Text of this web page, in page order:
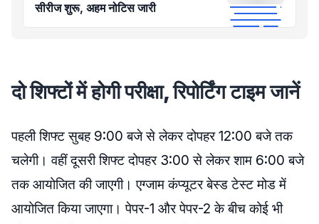
सीरीज शुरू, अहम नोटिस जारी
दो शिफ्टों में होगी परीक्षा, रिपोर्टिंग टाइम जानें
पहली शिफ्ट सुबह 9:00 बजे से लेकर दोपहर 12:00 बजे तक
चलेगी। वहीं दूसरी शिफ्ट दोपहर 3:00 से लेकर शाम 6:00 बजे
तक आयोजित की जाएगी। एग्जाम कंप्यूटर बेस्ड टेस्ट मोड में
आयोजित किया जाएगा। पेपर-1 और पेपर-2 के बीच कोई भी